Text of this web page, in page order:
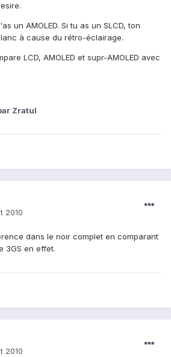
un AMOLED. Si tu as un SLCD, ton
à cause du rétro-éclairage.
LCD, AMOLED et supr-AMOLED avec
Zratul
2010
dans le noir complet en comparant
3GS en effet.
2010